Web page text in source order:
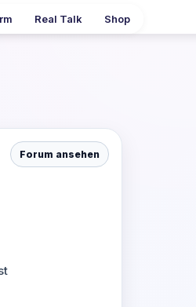
Real Talk Shop
Forum ansehen